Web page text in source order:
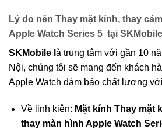
Lý do nên Thay mặt kính, thay
Apple Watch Series 5 tại SKMobile
SKMobile l à trung tâm với gần 10
Nội, chúng tôi sẽ mang đến khách
Apple Watch đảm bảo chất lượng
Về linh kiện: Mặt kính Thay mặt
thay màn hình Apple Watch